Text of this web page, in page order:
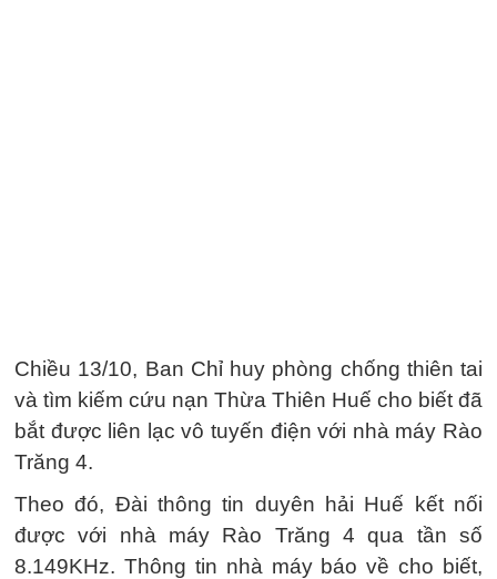
Chiều 13/10, Ban Chỉ huy phòng chống thiên tai
và tìm kiếm cứu nạn Thừa Thiên Huế cho biết đã
bắt được liên lạc vô tuyến điện với nhà máy Rào
Trăng 4.
Theo đó, Đài thông tin duyên hải Huế kết nối
được với nhà máy Rào Trăng 4 qua tần số
8.149KHz. Thông tin nhà máy báo về cho biết,